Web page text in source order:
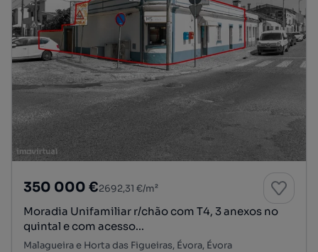
350 000 €2692,31 €/m²
Moradia Unifamiliar r/chão com T4, 3 anexos no
quintal e com acesso...
Malagueira e Horta das Figueiras, Évora, Évora